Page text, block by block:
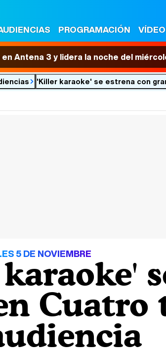
PROGRAMACIÓN
en Antena 3 y lidera la noche del
'Killer karaoke' se estrena con
5 DE NOVIEMBRE
Cuatro